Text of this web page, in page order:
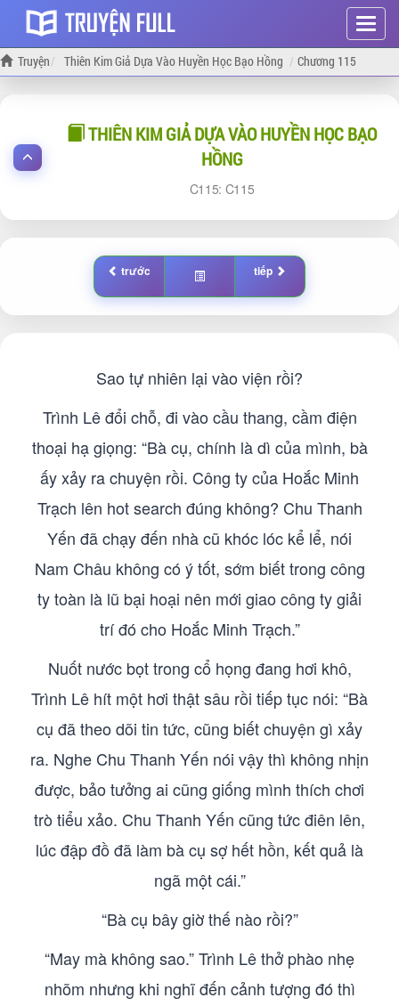
Hiện
menu
Truyện Thiên Kim Giả Dựa Vào Huyền Học Bạo Hồng Chương 115
THIÊN KIM GIẢ DỰA VÀO HUYỀN HỌC BẠO
HỒNG
115: 115
trước tiếp
Sao tự nhiên lại vào viện rồi?
Trình Lê đổi chỗ, đi vào cầu thang, cầm điện
thoại hạ giọng: “Bà cụ, chính là dì của mình, bà
ấy xảy ra chuyện rồi. Công ty của Hoắc Minh
Trạch lên hot search đúng không? Chu Thanh
Yến đã chạy đến nhà cũ khóc lóc kể lể, nói
Nam Châu không có ý tốt, sớm biết trong công
ty toàn là lũ bại hoại nên mới giao công ty giải
trí đó cho Hoắc Minh Trạch.”
Nuốt nước bọt trong cổ họng đang hơi khô,
Trình Lê hít một hơi thật sâu rồi tiếp tục nói: “Bà
cụ đã theo dõi tin tức, cũng biết chuyện gì xảy
ra. Nghe Chu Thanh Yến nói vậy thì không nhịn
được, bảo tưởng ai cũng giống mình thích chơi
trò tiểu xảo. Chu Thanh Yến cũng tức điên lên,
lúc đập đồ đã làm bà cụ sợ hết hồn, kết quả là
ngã một cái.”
“Bà cụ bây giờ thế nào rồi?”
“May mà không sao.” Trình Lê thở phào nhẹ
nhõm nhưng khi nghĩ đến cảnh tượng đó thì